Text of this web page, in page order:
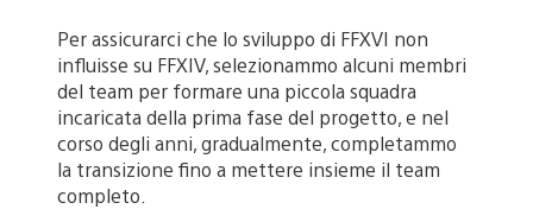
Per assicurarci che lo sviluppo di FFXVI non
influisse su FFXIV, selezionammo alcuni membri
del team per formare una piccola squadra
incaricata della prima fase del progetto, e nel
corso degli anni, gradualmente, completammo
la transizione fino a mettere insieme il team
completo.